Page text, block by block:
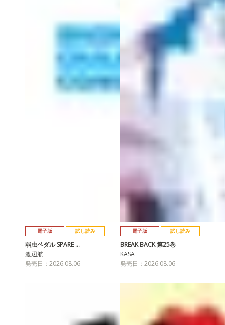
電子版 試し読み
弱虫ペダル SPARE …
渡辺航
発売日：2026.08.06
電子版 試し読み
BREAK BACK 第25巻
KASA
発売日：2026.08.06